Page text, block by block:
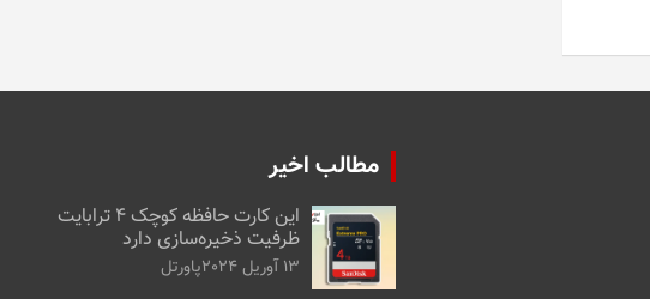
مطالب اخیر
این کارت حافظه کوچک ۴ ترابایت
ظرفیت ذخیره‌سازی دارد
13 آوریل 2024 پاورتل